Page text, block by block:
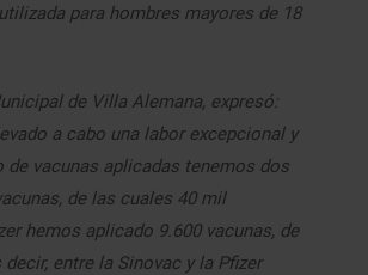
para hombres mayores de 18
de Villa Alemana, expresó:
a cabo una labor excepcional y
vacunas aplicadas tenemos dos
de las cuales 40 mil
hemos aplicado 9.600 vacunas, de
entre la Sinovac y la Pfizer